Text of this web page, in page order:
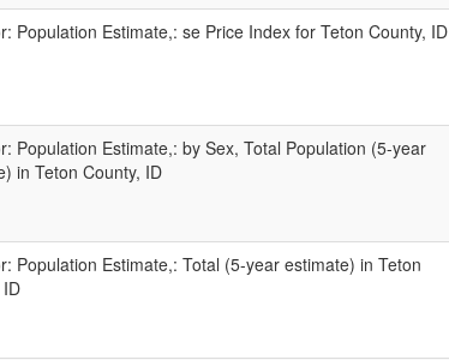
Population Estimate,: se Price Index for Teton County, ID
Population Estimate,: by Sex, Total Population (5-year
in Teton County, ID
Population Estimate,: Total (5-year estimate) in Teton